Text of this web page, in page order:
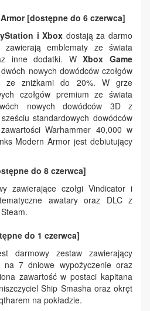
[dostępne do 6 czerwca]
i Xbox dostają za darmo
zawierają emblematy ze świata
inne dodatki. WXbox Game
nowych dowódców czołgów
ze zniżkami do 20%. W grze
czołgów premium ze świata
nowych dowódców 3D z
standardowych dowódców
Warhammer 40,000 w
Modern Armor jest debiutujący
do 8 czerwca]
zawierające czołgi Vindicator i
awatary oraz DLC z
do 1 czerwca]
darmowy zestaw zawierający
na 7 dniowe wypożyczenie oraz
zawartość w postaci kapitana
Ship Smasha oraz okręt
na pokładzie.